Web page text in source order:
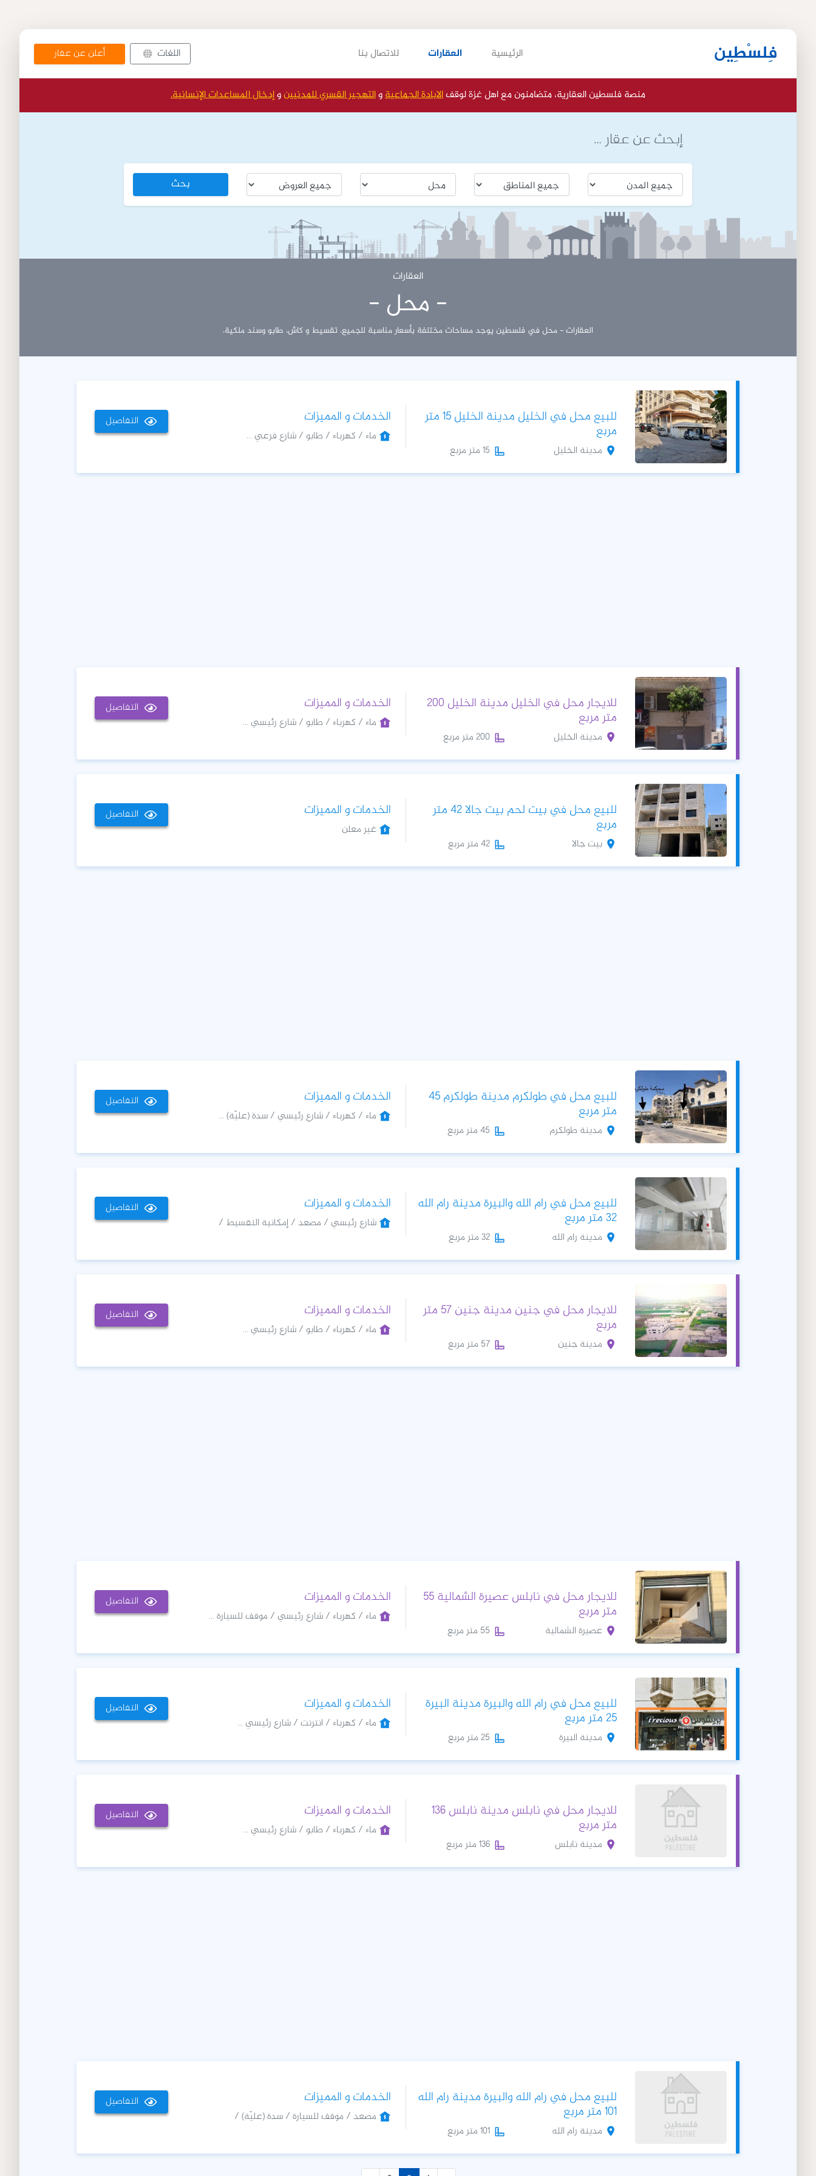
فِلسْطِين الرئيسية العقارات للاتصال بنا اللغات أعلن عن عقار
منصة فلسطين العقارية، متضامنون مع اهل غزة لوقفالابادة الجماعيةوالتهجير القسري للمدنيينوإدخال المساعدات الإنسانية.
إبحث عن عقار …
بحث
العقارات
- محل -
العقارات - محل في فلسطين يوجد مساحات مختلفة بأسعار مناسبة للجميع، تقسيط و كاش، طابو وسند ملكية.
للبيع محل في الخليل مدينة الخليل 15 متر
مربع
مدينة الخليل 15 متر مربع
الخدمات و المميزات
ماء / كهرباء / طابو / شارع فرعي ...
التفاصيل
للايجار محل في الخليل مدينة الخليل 200
متر مربع
مدينة الخليل 200 متر مربع
الخدمات و المميزات
ماء / كهرباء / طابو / شارع رئيسي ...
التفاصيل
للبيع محل في بيت لحم بيت جالا 42 متر
مربع
بيت جالا 42 متر مربع
الخدمات و المميزات
غير معلن
التفاصيل
للبيع محل في طولكرم مدينة طولكرم 45
متر مربع
مدينة طولكرم 45 متر مربع
الخدمات و المميزات
ماء / كهرباء / شارع رئيسي / سدة (عليّة) ...
التفاصيل
للبيع محل في رام الله والبيرة مدينة رام الله
32 متر مربع
مدينة رام الله 32 متر مربع
الخدمات و المميزات
شارع رئيسي / مصعد / إمكانية التقسيط /
التفاصيل
للايجار محل في جنين مدينة جنين 57 متر
مربع
مدينة جنين 57 متر مربع
الخدمات و المميزات
ماء / كهرباء / طابو / شارع رئيسي ...
التفاصيل
للايجار محل في نابلس عصيرة الشمالية 55
متر مربع
عصيرة الشمالية 55 متر مربع
الخدمات و المميزات
ماء / كهرباء / شارع رئيسي / موقف للسيارة ...
التفاصيل
للبيع محل في رام الله والبيرة مدينة البيرة
25 متر مربع
مدينة البيرة 25 متر مربع
الخدمات و المميزات
ماء / كهرباء / انترنت / شارع رئيسي ...
التفاصيل
للايجار محل في نابلس مدينة نابلس 136
متر مربع
مدينة نابلس 136 متر مربع
الخدمات و المميزات
ماء / كهرباء / طابو / شارع رئيسي ...
التفاصيل
للبيع محل في رام الله والبيرة مدينة رام الله
101 متر مربع
مدينة رام الله 101 متر مربع
الخدمات و المميزات
مصعد / موقف للسيارة / سدة (عليّة) /
التفاصيل